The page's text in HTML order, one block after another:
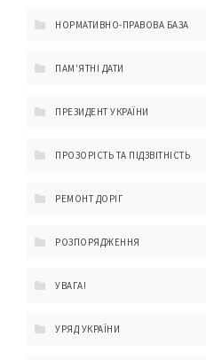
НОРМАТИВНО-ПРАВОВА БАЗА
ПАМ'ЯТНІ ДАТИ
ПРЕЗИДЕНТ УКРАЇНИ
ПРОЗОРІСТЬ ТА ПІДЗВІТНІСТЬ
РЕМОНТ ДОРІГ
РОЗПОРЯДЖЕННЯ
УВАГА!
УРЯД УКРАЇНИ